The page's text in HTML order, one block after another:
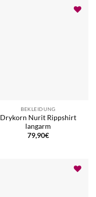
BEKLEIDUNG
Drykorn Nurit Rippshirt
langarm
79,90€